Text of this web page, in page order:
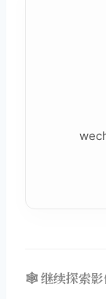
🕸️ 继续探索影